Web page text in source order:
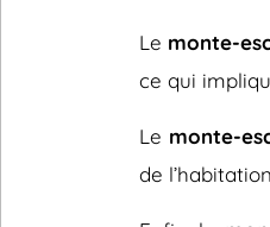
Le monte-
ce qui
Le monte-
de